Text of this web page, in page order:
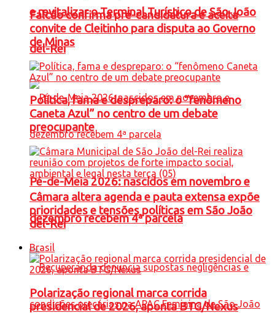
e revitalizar o Terminal Turístico de São João
del-Rei
Pé-de-Meia 2026: nascidos em novembro e
dezembro recebem 4ª parcela
Falcão confirma pré-candidatura e aceita
convite de Cleitinho para disputa ao Governo
de Minas
Política, fama e despreparo: o “fenômeno
Caneta Azul” no centro de um debate
preocupante
Câmara altera agenda e pauta extensa expõe
prioridades e tensões políticas em São João
del-Rei
Brasil
Polarização regional marca corrida
presidencial de 2026, aponta BTG/Nexus